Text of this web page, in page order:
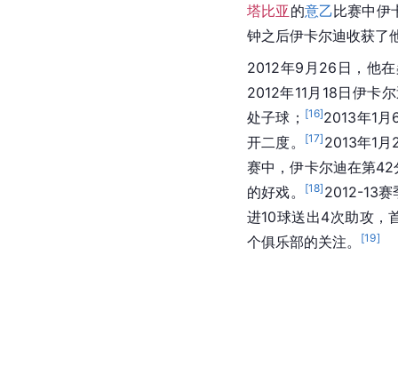
塔比亚 的意乙比赛中伊
钟之后伊卡尔迪收获了
2012年9月26日，他
2012年11月18日伊卡
处子球； [16]2013年1月
开二度。
[17] 2013年1
赛中，伊卡尔迪在第
的好戏。
[18] 2012-13赛
进10球送出4次助攻，
个俱乐部的关注。
[19]